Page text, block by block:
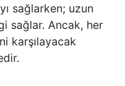
sağlarken; uzun
sağlar. Ancak, her
karşılayacak